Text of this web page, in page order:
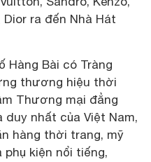
Dior ra đến Nhà Hát
Hàng Bài có Tràng
thương hiệu thời
Thương mại đẳng
nhất của Việt Nam,
hàng thời trang, mỹ
phụ kiện nổi tiếng,